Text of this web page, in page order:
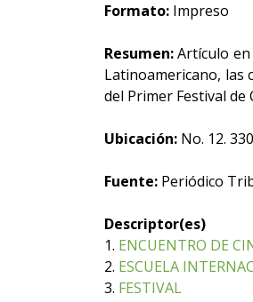
Formato: Impreso
Resumen:Artículo en
Latinoamericano, las
del Primer Festival de
Ubicación: No. 12.
Fuente: Periódico
Descriptor(es)
1. ENCUENTRO DE
2. ESCUELA
3. FESTIVAL